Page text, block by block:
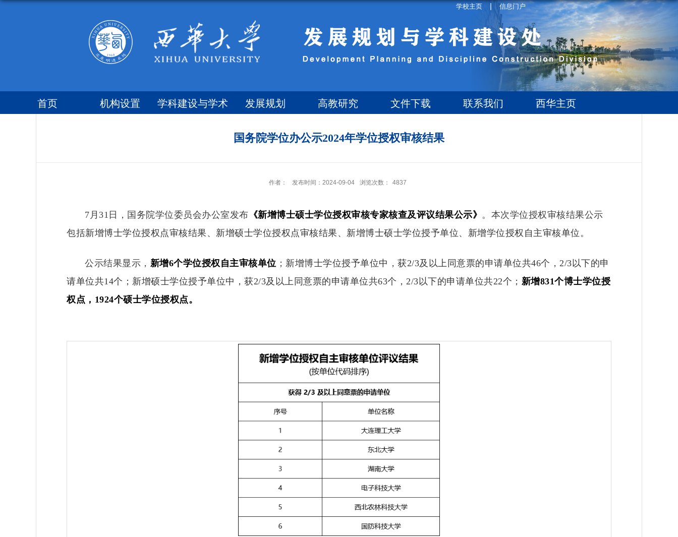
学校主页 | 信息门户
首页 机构设置 学科建设与学术 发展规划 高教研究 文件下载 联系我们 西华主页
国务院学位办公示2024年学位授权审核结果
作者： 发布时间：2024-09-04 浏览次数： 4837
7月31日，国务院学位委员会办公室发布 《新增博士硕士学位授权审核专家核查及评议结果公示》 。本次学位授权审核结果公示
包括新增博士学位授权点审核结果、新增硕士学位授权点审核结果、新增博士硕士学位授予单位、新增学位授权自主审核单位。
公示结果显示， 新增6个学位授权自主审核单位 ；新增博士学位授予单位中，获2/3及以上同意票的申请单位共46个，2/3以下的申
请单位共14个；新增硕士学位授予单位中，获2/3及以上同意票的申请单位共63个，2/3以下的申请单位共22个； 新增831个博士学位授
权点，1924个硕士学位授权点。